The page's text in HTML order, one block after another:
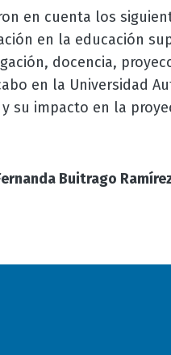
en cuenta los
en la educación
docencia,
en la Universidad
su impacto en la
Buitrago